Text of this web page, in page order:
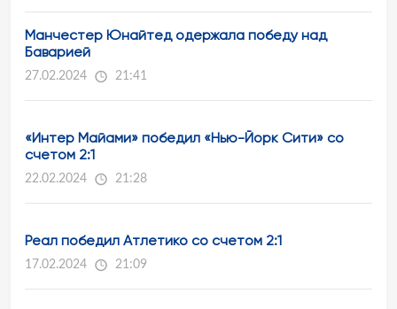
Манчестер Юнайтед одержала победу над
Баварией
27.02.2024 21:41
«Интер Майами» победил «Нью-Йорк Сити» со
счетом 2:1
22.02.2024 21:28
Реал победил Атлетико со счетом 2:1
17.02.2024 21:09